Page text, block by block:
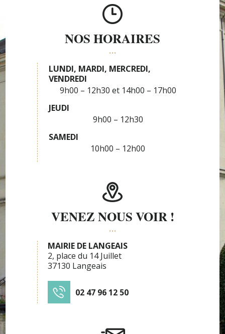
NOS HORAIRES
LUNDI, MARDI, MERCREDI,
VENDREDI
9h00 – 12h30
14h00 – 17h00
JEUDI
9h00 – 12h30
SAMEDI
10h00 – 12h00
VENEZ NOUS VOIR !
MAIRIE DE LANGEAIS
2, place du 14 Juillet
37130 Langeais
02 47 96 12 50